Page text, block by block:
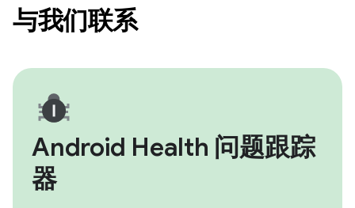
与我们联系
Android Health 问题跟踪
器